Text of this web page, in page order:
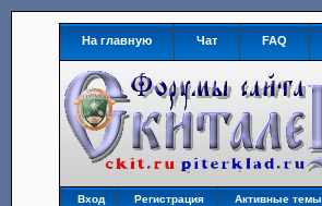
На главную Чат FAQ
Вход Регистрация Активные темы